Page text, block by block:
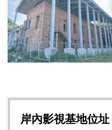
岸內影視基地位址